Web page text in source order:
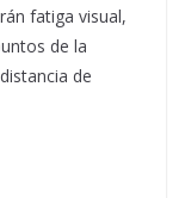
fatiga visual,
de la
de